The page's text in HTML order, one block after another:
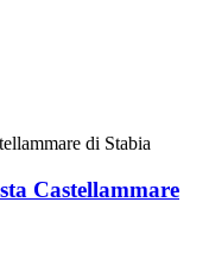
Castellammare